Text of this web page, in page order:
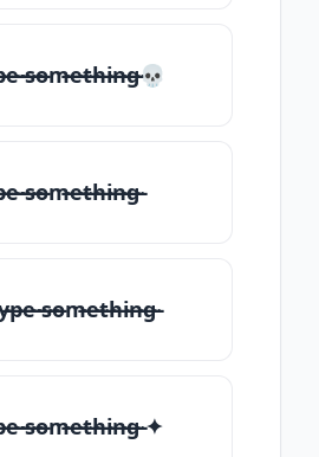
̶̴s̶̴o̶̴m̶̴e̶̴t̶̴h̶̴i̶̴n̶̴g̶̴💀
̶̴s̶̴o̶̴m̶̴e̶̴t̶̴h̶̴i̶̴n̶̴g̶̴
̶̴s̶̴o̶̴m̶̴e̶̴t̶̴h̶̴i̶̴n̶̴g̶̴
̶̴s̶̴o̶̴m̶̴e̶̴t̶̴h̶̴i̶̴n̶̴g̶̴ ✦